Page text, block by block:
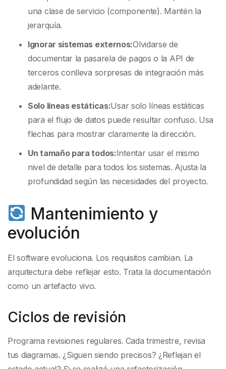
una clase de servicio (componente). Mantén la
jerarquía.
Ignorar sistemas externos:Olvidarse de
documentar la pasarela de pagos o la API de
terceros conlleva sorpresas de integración más
adelante.
Solo líneas estáticas:Usar solo líneas estáticas
para el flujo de datos puede resultar confuso. Usa
flechas para mostrar claramente la dirección.
Un tamaño para todos:Intentar usar el mismo
nivel de detalle para todos los sistemas. Ajusta la
profundidad según las necesidades del proyecto.
Mantenimiento y
evolución
El software evoluciona. Los requisitos cambian. La
arquitectura debe reflejar esto. Trata la documentación
como un artefacto vivo.
Ciclos de revisión
Programa revisiones regulares. Cada trimestre, revisa
tus diagramas. ¿Siguen siendo precisos? ¿Reflejan el